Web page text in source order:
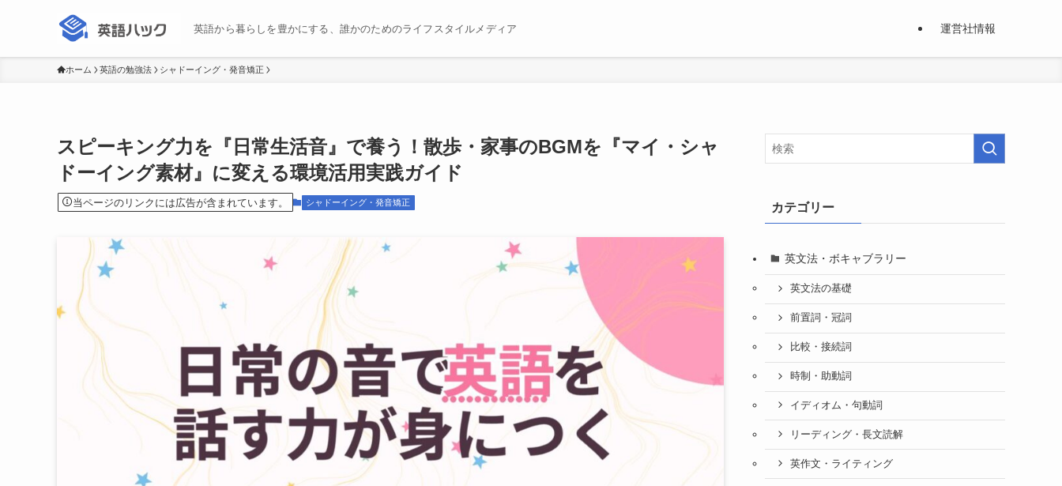
英語から暮らしを豊かにする、誰かのためのライフスタイルメディア 運営社情報
ホーム 英語の勉強法 シャドーイング・発音矯正
スピーキング力を『日常生活音』で養う！散歩・家事のBGMを『マイ・シャ
ドーイング素材』に変える環境活用実践ガイド
当ページのリンクには広告が含まれています。 シャドーイング・発音矯正 カテゴリー
英文法・ボキャブラリー
英文法の基礎
前置詞・冠詞
比較・接続詞
時制・助動詞
イディオム・句動詞
リーディング・長文読解
英作文・ライティング